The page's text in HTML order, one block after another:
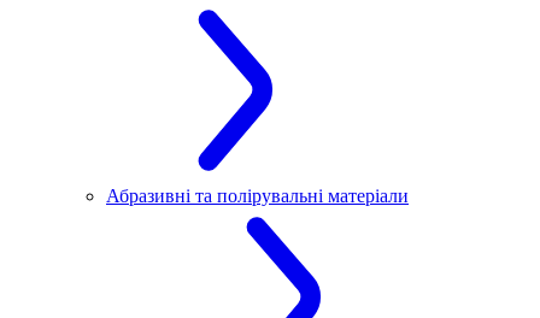
Абразивні та полірувальні матеріали